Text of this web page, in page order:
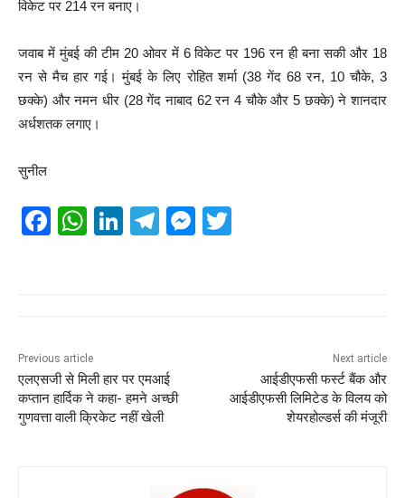
विकेट पर 214 रन बनाए।
जवाब में मुंबई की टीम 20 ओवर में 6 विकेट पर 196 रन ही बना सकी और 18
रन से मैच हार गई। मुंबई के लिए रोहित शर्मा (38 गेंद 68 रन, 10 चौके, 3
छक्के) और नमन धीर (28 गेंद नाबाद 62 रन 4 चौके और 5 छक्के) ने शानदार
अर्धशतक लगाए।
सुनील
F
o
o
k
W
p
p
Li
T
m
M
Previous article
एलएसजी से मिली हार पर एमआई
कप्तान हार्दिक ने कहा- हमने अच्छी
गुणवत्ता वाली क्रिकेट नहीं खेली
Next article
आईडीएफसी फर्स्ट बैंक और
आईडीएफसी लिमिटेड के विलय को
शेयरहोल्डर्स की मंजूरी